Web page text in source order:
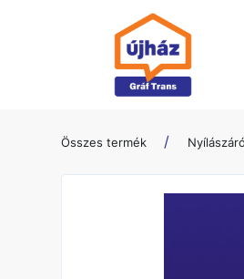
Összes termék Nyílászáró